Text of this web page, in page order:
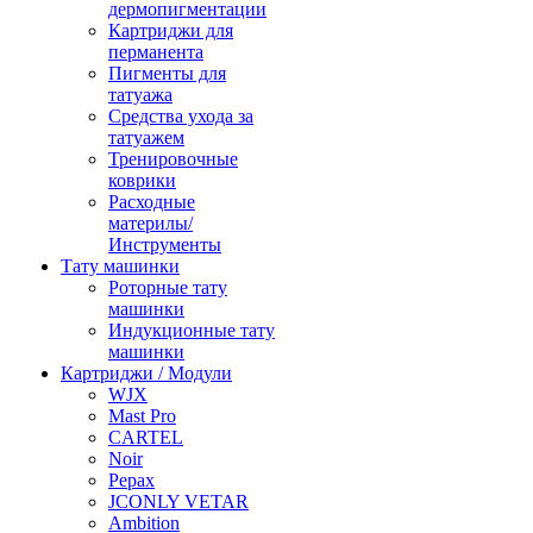
дермопигментации
Картриджи для
перманента
Пигменты для
татуажа
Средства ухода за
татуажем
Тренировочные
коврики
Расходные
материлы/
Инструменты
Тату машинки
Роторные тату
машинки
Индукционные тату
машинки
Картриджи / Модули
WJX
Mast Pro
CARTEL
Noir
Pepax
JCONLY VETAR
Ambition